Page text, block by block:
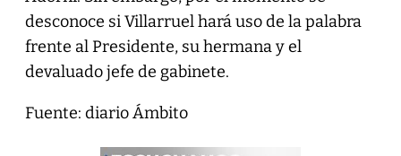
desconoce si Villarruel hará uso de la palabra
frente al Presidente, su hermana y el
devaluado jefe de gabinete.
Fuente: diario Ámbito